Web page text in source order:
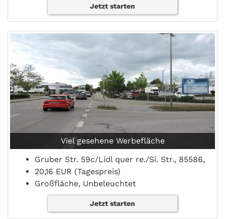
Jetzt starten
Viel gesehene Werbefläche
Gruber Str. 59c/Lidl quer re./Si. Str., 85586,
20,16 EUR (Tagespreis)
Großfläche, Unbeleuchtet
Jetzt starten